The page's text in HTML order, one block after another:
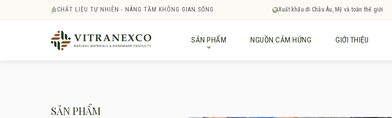
CHẤT LIỆU TỰ NHIÊN - NÂNG TẦM KHÔNG GIAN SỐNG Xuất khẩu đi Châu Âu, Mỹ và toàn thế giới
SẢN PHẨM NGUỒN CẢM HỨNG GIỚI THIỆU
SẢN PHẨM